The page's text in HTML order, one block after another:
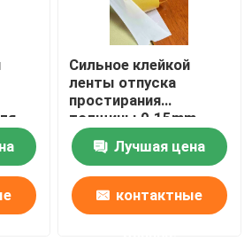
Сильное клейкой
ленты отпуска
простирания
толщины 0.15mm
непахучее супер
Лучшая цена
контактные